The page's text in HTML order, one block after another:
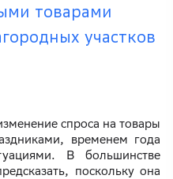
товарами
участков
спроса на товары
временем года
В большинстве
поскольку она